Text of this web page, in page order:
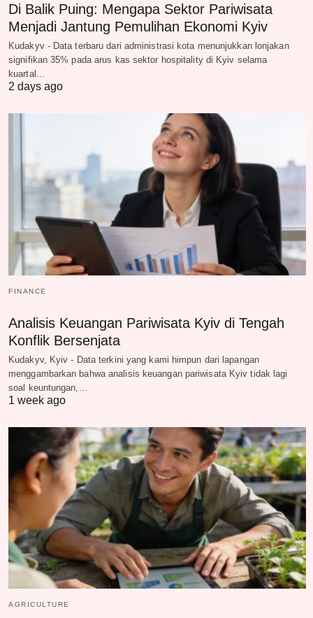
Di Balik Puing: Mengapa Sektor Pariwisata
Menjadi Jantung Pemulihan Ekonomi Kyiv
Kudakyv - Data terbaru dari administrasi kota menunjukkan lonjakan
signifikan 35% pada arus kas sektor hospitality di Kyiv selama
kuartal…
2 days ago
FINANCE
Analisis Keuangan Pariwisata Kyiv di Tengah
Konflik Bersenjata
Kudakyv, Kyiv - Data terkini yang kami himpun dari lapangan
menggambarkan bahwa analisis keuangan pariwisata Kyiv tidak lagi
soal keuntungan,…
1 week ago
AGRICULTURE